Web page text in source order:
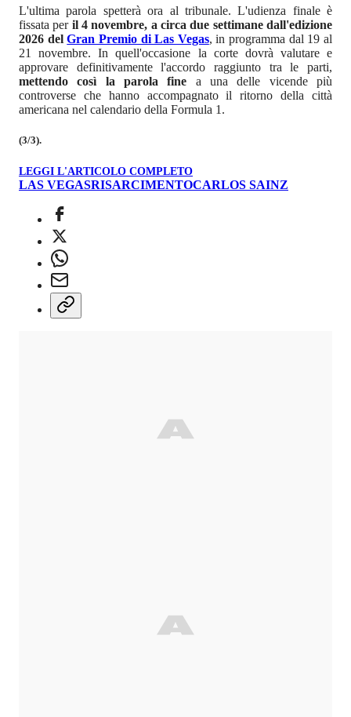
L'ultima parola spetterà ora al tribunale. L'udienza finale è
fissata per il 4 novembre, a circa due settimane dall'edizione
2026 delGran Premio di Las Vegas, in programma dal 19 al
21 novembre. In quell'occasione la corte dovrà valutare e
approvare definitivamente l'accordo raggiunto tra le parti,
mettendo così la parola fine a una delle vicende più
controverse che hanno accompagnato il ritorno della città
americana nel calendario della Formula 1.
(3/3).
LEGGI L'ARTICOLO COMPLETO
LAS VEGASRISARCIMENTOCARLOS SAINZ